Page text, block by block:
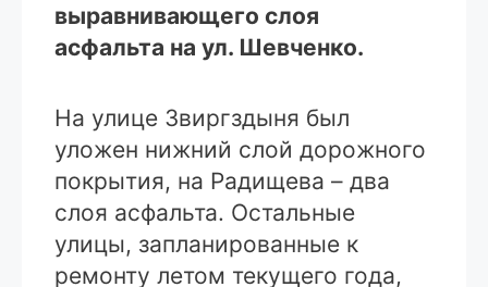
выравнивающего слоя
асфальта на ул. Шевченко.
На улице Звиргздыня был
уложен нижний слой дорожного
покрытия, на Радищева – два
слоя асфальта. Остальные
улицы, запланированные к
ремонту летом текущего года,